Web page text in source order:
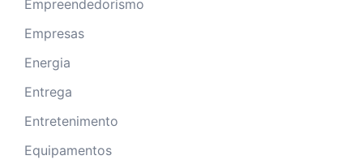
Empreendedorismo
Empresas
Energia
Entrega
Entretenimento
Equipamentos